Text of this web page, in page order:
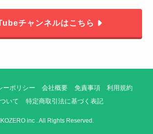
チャンネルはこちら
ーポリシー 会社概要 免責事項
利用規約
いて
特定商取引法に基づく表記
inc . All Rights Reserved.